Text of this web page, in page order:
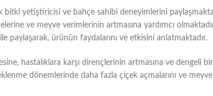
bitki yetiştiricisi ve bahçe sahibi deneyimlerini
ve meyve verimlerinin artmasına yardımcı
paylaşarak, ürünün faydalarını ve etkisini anlatmaktadır.
hastalıklara karşı dirençlerinin artmasına ve dengeli
dönemlerinde daha fazla çiçek açmalarını ve